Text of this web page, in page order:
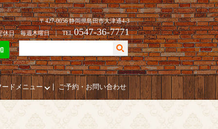
〒427-0056 静岡県島田市大津通4-3
休日 毎週木曜日 | TEL0547-36-7771
ードメニュー ご予約・お問い合わせ